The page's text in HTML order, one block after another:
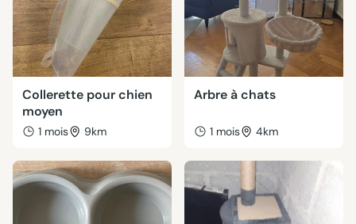
Collerette pour chien
moyen
1 mois 9km
Arbre à chats
1 mois 4km